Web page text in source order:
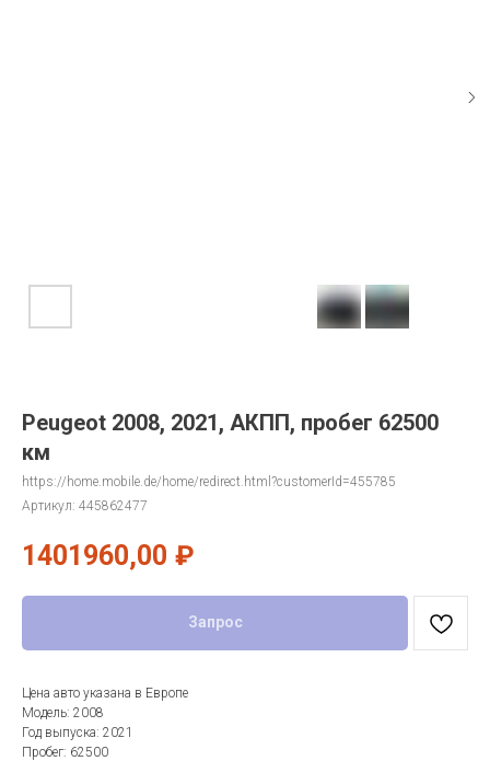
Peugeot 2008, 2021, АКПП, пробег 62500
км
https://home.mobile.de/home/redirect.html?customerId=455785
Артикул: 445862477
1401960,00 ₽
Запрос
Цена авто указана в Европе
Модель: 2008
Год выпуска: 2021
Пробег: 62500